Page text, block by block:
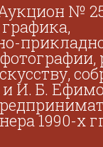
№
И. Б.
1990-х